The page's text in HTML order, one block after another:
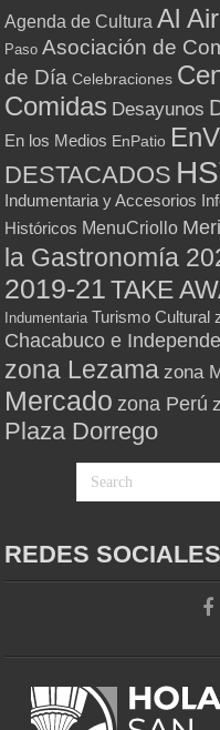
Agenda de Cultura Al
Paso Asociación de
de Día Celebraciones
Comidas Desayunos
En los Medios EnPatio
DESTACADOS
Indumentaria y Accesorios
Históricos MenuCriollo
la Gastronomía
2019-21 TAKE
Indumentaria Turismo Cultural
Chacabuco e
zona Lezama zona
Mercado zona Perú
Plaza Dorrego
REDES SOCIALES